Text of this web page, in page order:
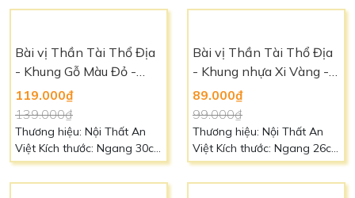
gỗ, mặt kính và hoa văn cẩn
thêm chi tiết
nhựa Xi Vàng Màu sắc:
Bài vị Thần Tài Thổ Địa
- Khung Gỗ Màu Đỏ -
BV2303
119.000₫
139.000₫
Thương hiệu: Nội Thất An
Việt Kích thước: Ngang 30cm
- Cao 40cm Chất liệu: Khung
gỗ màu đỏ , mặt kính Màu
Bài vị Thần Tài Thổ Địa